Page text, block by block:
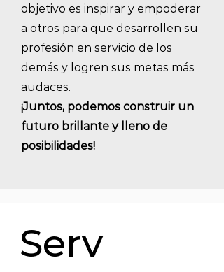
objetivo es inspirar y empoderar
a otros para que desarrollen su
profesión en servicio de los
demás y logren sus metas más
audaces.
¡Juntos, podemos construir un
futuro brillante y lleno de
posibilidades!
Serv